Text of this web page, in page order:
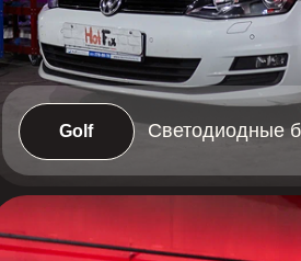
Светодиодные би-модули